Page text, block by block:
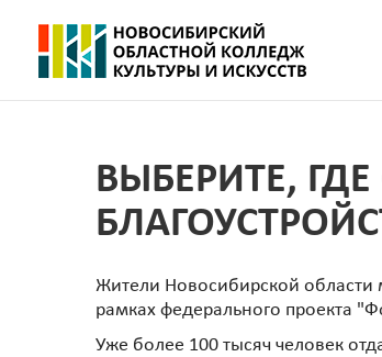
ВЫБЕРИТЕ,
Жители Новосибирской области
рамках федерального проекта
Уже более 100 тысяч человек